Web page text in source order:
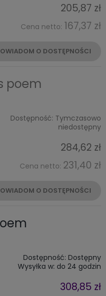
205,87 zł
Cena netto: 167,37 zł
O DOSTĘPNOŚCI
poem
Dostępność: Tymczasowo
niedostępny
284,62 zł
Cena netto: 231,40 zł
O DOSTĘPNOŚCI
Dostępność: Dostępny
Wysyłka w: do 24 godzin
308,85 zł